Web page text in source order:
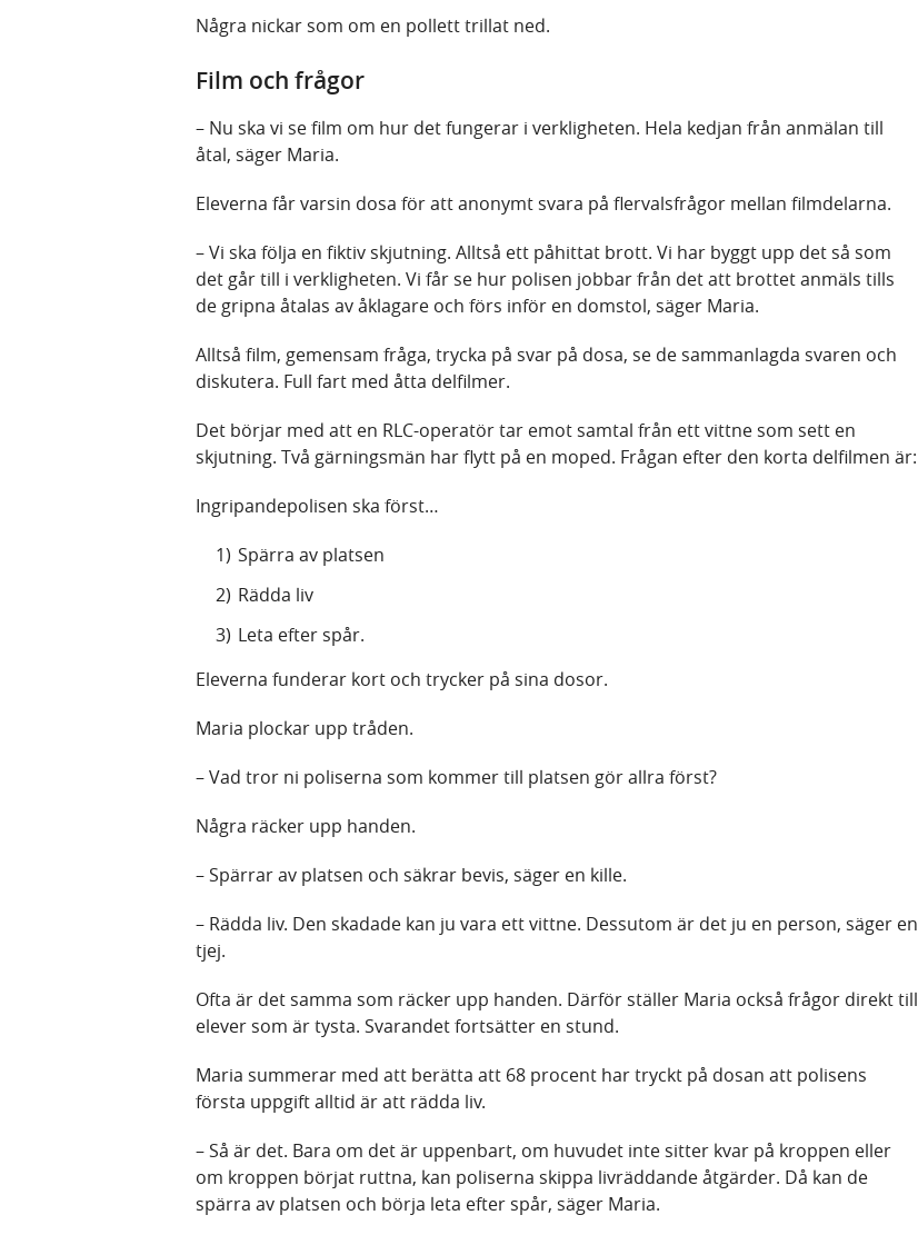
Några nickar som om en pollett trillat ned.
Film och frågor
– Nu ska vi se film om hur det fungerar i verkligheten. Hela kedjan från anmälan till
åtal, säger Maria.
Eleverna får varsin dosa för att anonymt svara på flervalsfrågor mellan filmdelarna.
– Vi ska följa en fiktiv skjutning. Alltså ett påhittat brott. Vi har byggt upp det så som
det går till i verkligheten. Vi får se hur polisen jobbar från det att brottet anmäls tills
de gripna åtalas av åklagare och förs inför en domstol, säger Maria.
Alltså film, gemensam fråga, trycka på svar på dosa, se de sammanlagda svaren och
diskutera. Full fart med åtta delfilmer.
Det börjar med att en RLC-operatör tar emot samtal från ett vittne som sett en
skjutning. Två gärningsmän har flytt på en moped. Frågan efter den korta delfilmen är:
Ingripandepolisen ska först…
Spärra av platsen
Rädda liv
Leta efter spår.
Eleverna funderar kort och trycker på sina dosor.
Maria plockar upp tråden.
– Vad tror ni poliserna som kommer till platsen gör allra först?
Några räcker upp handen.
– Spärrar av platsen och säkrar bevis, säger en kille.
– Rädda liv. Den skadade kan ju vara ett vittne. Dessutom är det ju en person, säger en
tjej.
Ofta är det samma som räcker upp handen. Därför ställer Maria också frågor direkt till
elever som är tysta. Svarandet fortsätter en stund.
Maria summerar med att berätta att 68 procent har tryckt på dosan att polisens
första uppgift alltid är att rädda liv.
– Så är det. Bara om det är uppenbart, om huvudet inte sitter kvar på kroppen eller
om kroppen börjat ruttna, kan poliserna skippa livräddande åtgärder. Då kan de
spärra av platsen och börja leta efter spår, säger Maria.